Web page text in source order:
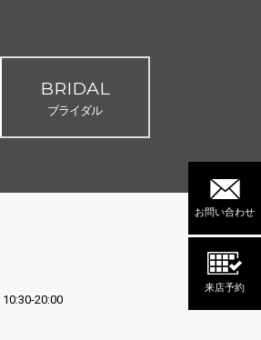
お問い合わせ
来店予約
BRIDAL
ブライダル
20:00